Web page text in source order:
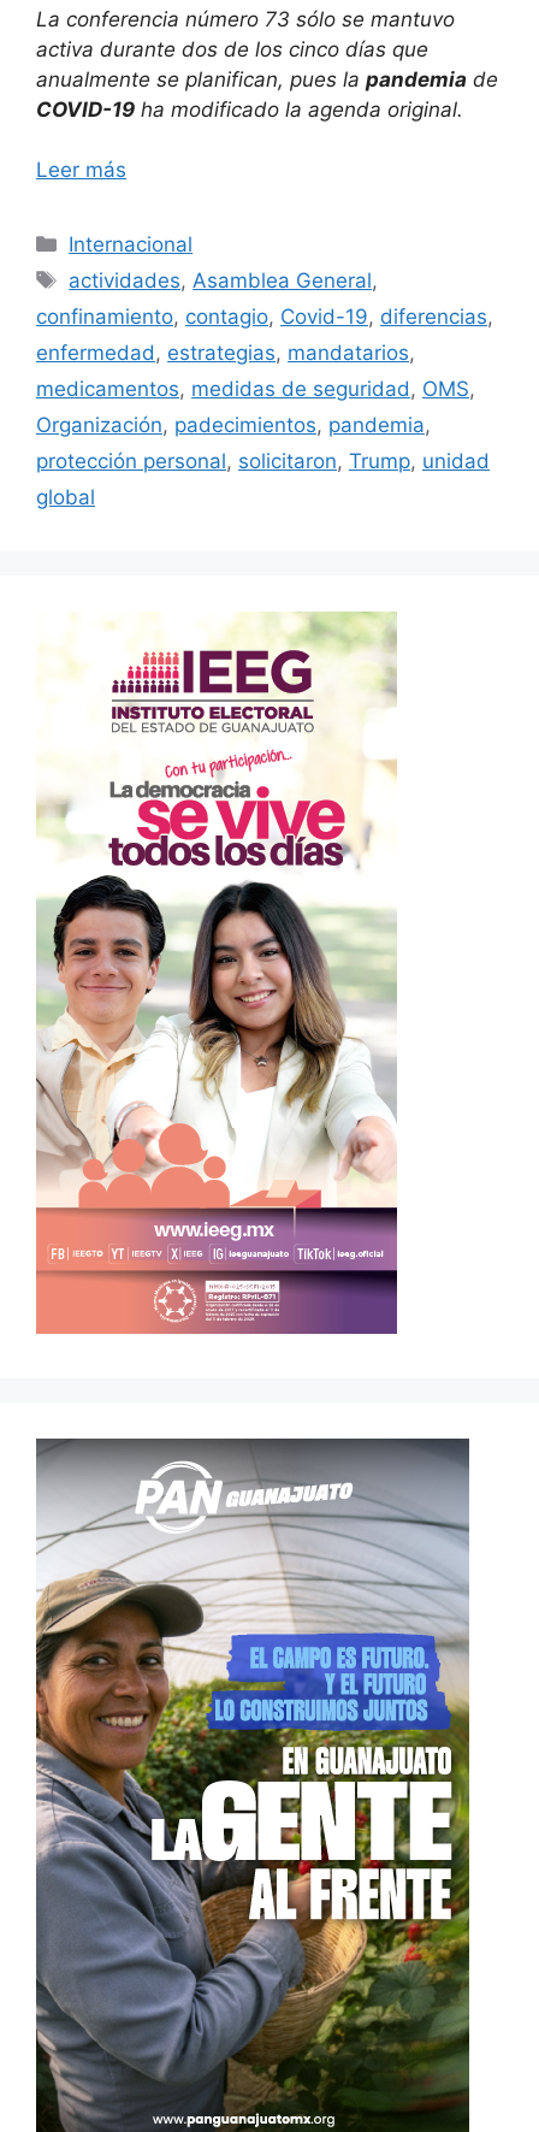
La conferencia número 73 sólo se mantuvo
activa durante dos de los cinco días que
anualmente se planifican, pues la pandemia de
COVID-19 ha modificado la agenda original.
Leer más
Categorías
Internacional
Etiquetas
actividades,Asamblea General,
confinamiento, contagio, Covid-19, diferencias,
enfermedad, estrategias, mandatarios,
medicamentos, medidas de seguridad, OMS,
Organización, padecimientos, pandemia,
protección personal, solicitaron, Trump, unidad
global